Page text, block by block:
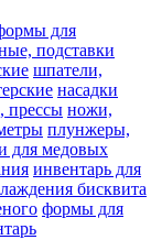
для
подставки
шпатели,
насадки
прессы ножи,
плунжеры,
для медовых
инвентарь для
бисквита
формы для